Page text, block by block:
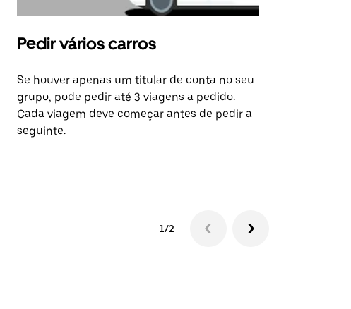
Pedir vários carros
Se houver apenas um titular de conta no seu
grupo, pode pedir até 3 viagens a pedido.
Cada viagem deve começar antes de pedir a
seguinte.
1/2